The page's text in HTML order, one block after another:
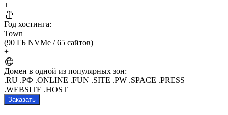
+
Год хостинга:
Town
(90 ГБ NVMe /65 сайтов)
+
Домен в одной из популярных зон:
.RU .РФ .ONLINE .FUN .SITE .PW .SPACE .PRESS
.WEBSITE .HOST
Заказать